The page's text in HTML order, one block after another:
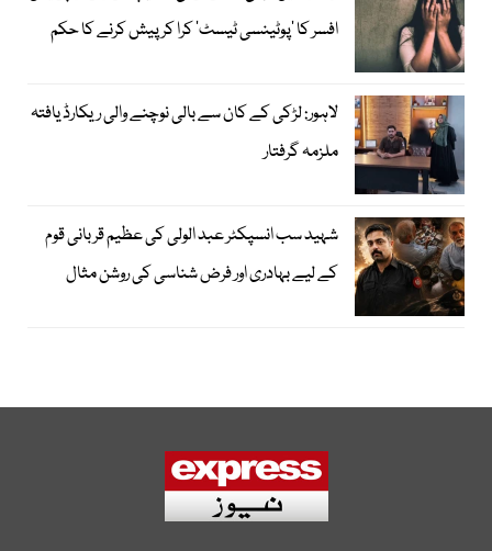
افسر کا ’پوٹینسی ٹیسٹ‘ کرا کر پیش کرنے کا حکم
لاہور: لڑکی کے کان سے بالی نوچنے والی ریکارڈ یافتہ
ملزمہ گرفتار
شہید سب انسپکٹر عبد الولی کی عظیم قربانی قوم
کے لیے بہادری اور فرض شناسی کی روشن مثال